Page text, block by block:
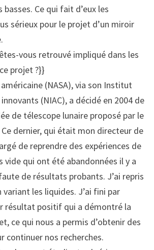
Ce qui fait d’eux les
sérieux pour le projet d’un miroir
vous retrouvé impliqué dans les
projet ?}}
américaine (NASA), via son Institut
(NIAC), a décidé en 2004 de
de télescope lunaire proposé par le
dernier, qui était mon directeur de
de reprendre des expériences de
vide qui ont été abandonnées il y a
de résultats probants. J’ai repris
variant les liquides. J’ai fini par
résultat positif qui a démontré la
ce qui nous a permis d’obtenir des
continuer nos recherches.